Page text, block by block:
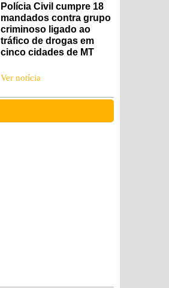
Polícia Civil cumpre 18
mandados contra grupo
criminoso ligado ao
tráfico de drogas em
cinco cidades de MT
Ver notícia